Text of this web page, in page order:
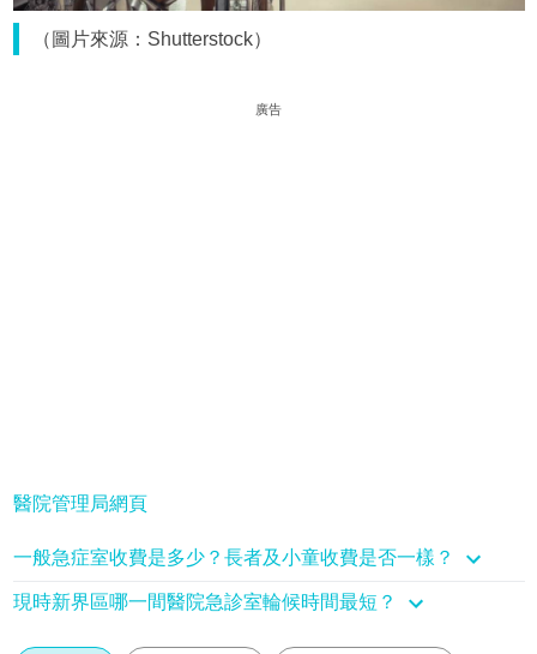
（圖片來源：Shutterstock）
廣告
醫院管理局網頁
一般急症室收費是多少？長者及小童收費是否一樣？
現時新界區哪一間醫院急診室輪候時間最短？